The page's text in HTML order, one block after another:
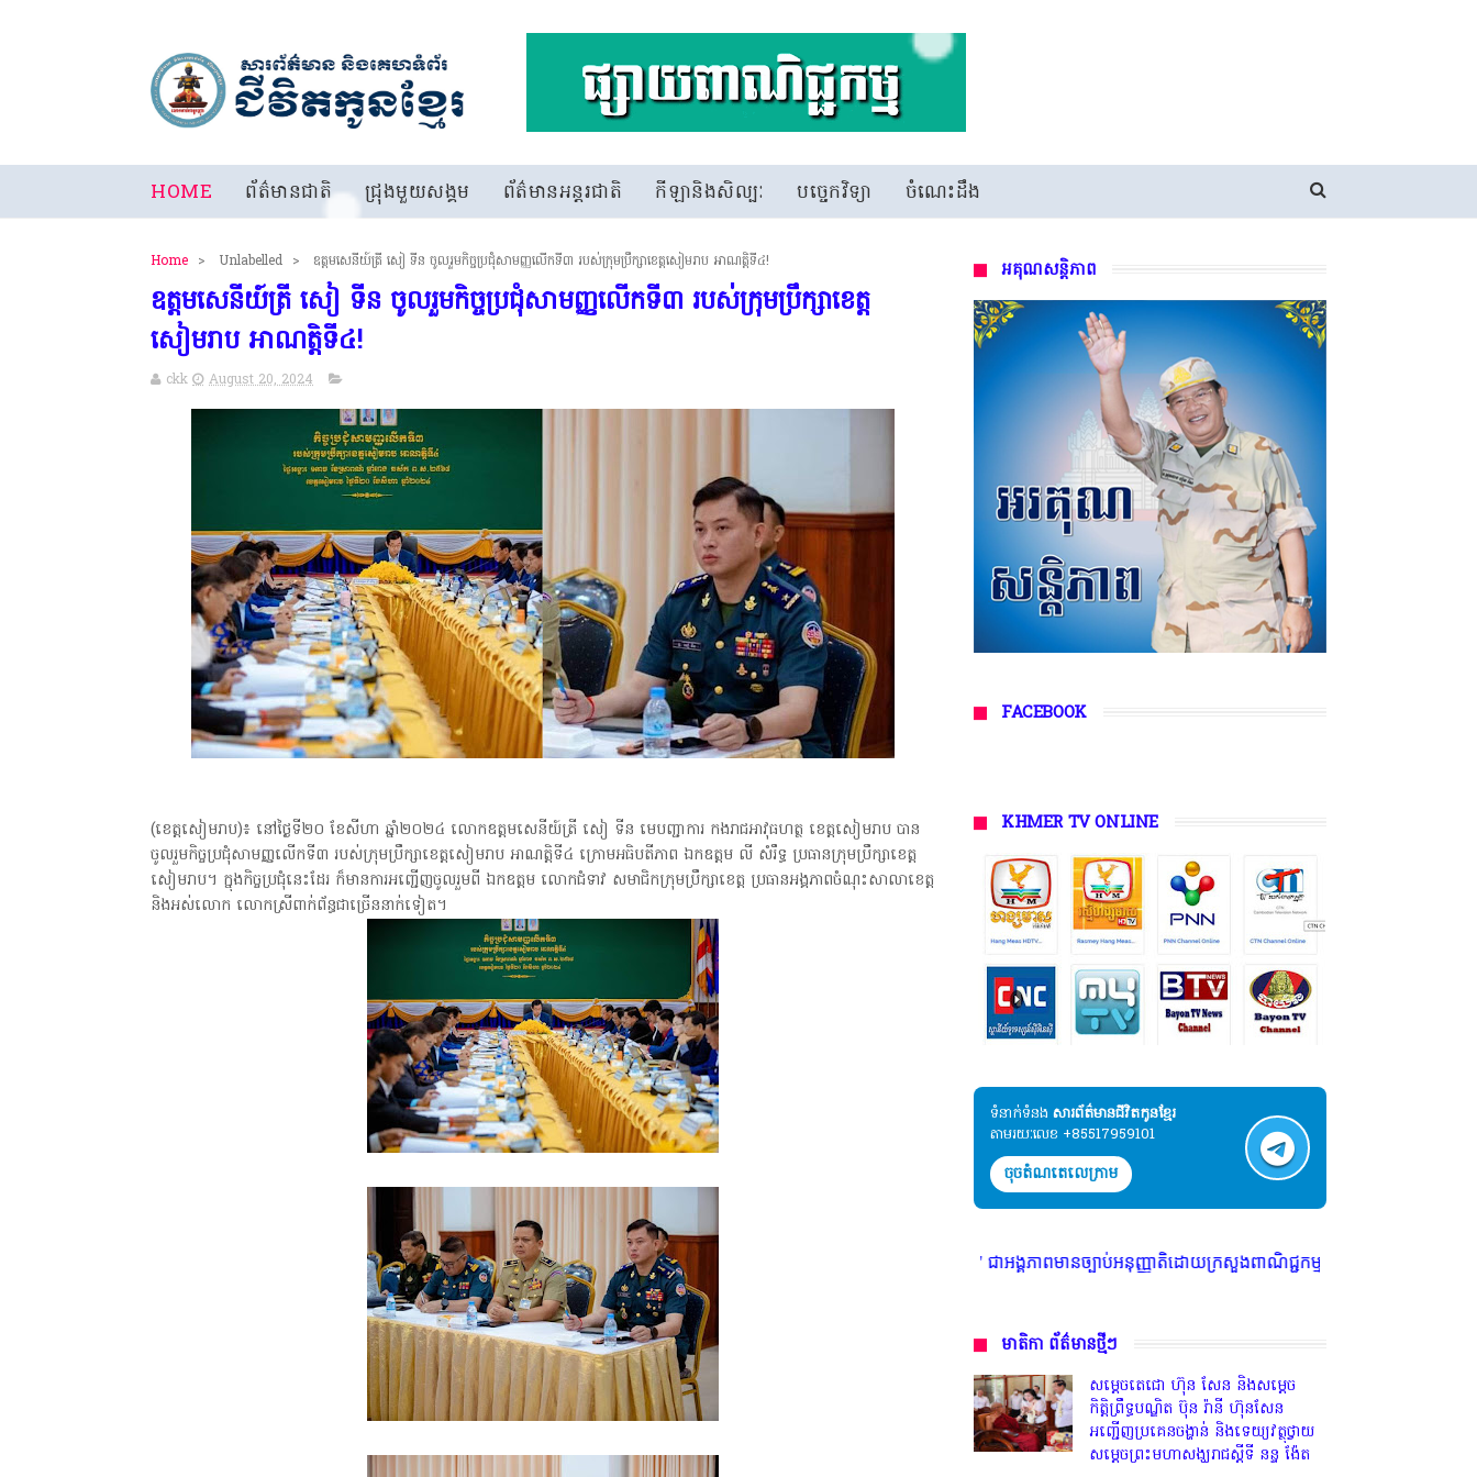
HOME ព័ត៌មានជាតិ ជ្រុងមួយសង្គម ព័ត៌មានអន្តរជាតិ កីឡានិងសិល្បៈ បច្ចេកវិទ្យា ចំណេះដឹង
Home > Unlabelled > ឧត្តមសេនីយ៍ត្រី សៀ ទីន ចូលរួមកិច្ចប្រជុំសាមញ្ញលើកទី៣ របស់​ក្រុមប្រឹក្សា​ខេត្តសៀមរាប អាណត្តិ​ទី៤!
ឧត្តមសេនីយ៍ត្រី សៀ ទីន ចូលរួមកិច្ចប្រជុំសាមញ្ញលើកទី៣ របស់​ក្រុមប្រឹក្សា​ខេត្ត
សៀមរាប អាណត្តិ​ទី៤!
ckk August 20, 2024
(ខេត្តសៀមរាប)៖ នៅថ្ងៃទី២០ ខែសីហា ឆ្នាំ២០២៤ លោកឧត្តមសេនីយ៍ត្រី សៀ ទីន មេបញ្ជាការ កងរាជអាវុធហត្ថ ខេត្តសៀមរាប បាន​
ចូលរួម​កិច្ចប្រជុំសាមញ្ញលើកទី៣ របស់​ក្រុមប្រឹក្សា​ខេត្តសៀមរាប អាណត្តិ​ទី៤ ក្រោមអធិបតីភាព ឯកឧត្ដម លី សំរឹទ្ធ ប្រធានក្រុម​ប្រឹក្សា​ខេត្ត​
សៀមរាប។ ក្នុងកិច្ចប្រជុំនេះដែរ ក៏មានការអញ្ជើញចូលរួមពី ឯកឧត្តម លោកជំទាវ សមាជិកក្រុមប្រឹក្សាខេត្ត ប្រធានអង្គភាពចំណុះសាលាខេត្ត
និងអស់លោក លោកស្រីពាក់ព័ន្ធជាច្រើននាក់ទៀត។
អគុណសន្តិភាព
FACEBOOK
KHMER TV ONLINE
ទំនាក់ទំនង​​ សារព័ត៌មានជីវិតកូនខ្មែរ
តាមរយៈលេខ +85517959101
ចុចតំណតេលេក្រាម
* អង្គភាពសារព័ត៌មាន"ជីវិតកូនខ្មែរ" ជាអង្គភាពមានច្បាប់អនុញ្ញាតិដោយក្រសួងពាណិជ្ជកម្ម ក្រសួងការងារ ក្រសួងព័ត៌មាន * ក្រមសិលធម៌ វិ
មាតិកា ព័ត៌មានថ្មីៗ
សម្តេចតេជោ ហ៊ុន សែន និងសម្ដេច
កិត្តិព្រឹទ្ធបណ្ឌិត ប៊ុន រ៉ានី ហ៊ុនសែន
អញ្ជើញប្រគេនចង្ហាន់ និងទេយ្យវត្ថុថ្វាយ
សម្តេចព្រះមហាសង្ឃរាជស្តីទី នន្ទ ង៉ែត